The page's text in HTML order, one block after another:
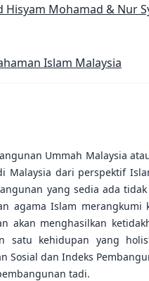
Hisyam Mohamad & Nur
Islam Malaysia
Ummah Malaysia
Malaysia dari perspektif
yang sedia ada
agama Islam
akan menghasilkan
satu kehidupan yang
Sosial dan Indeks
tadi.